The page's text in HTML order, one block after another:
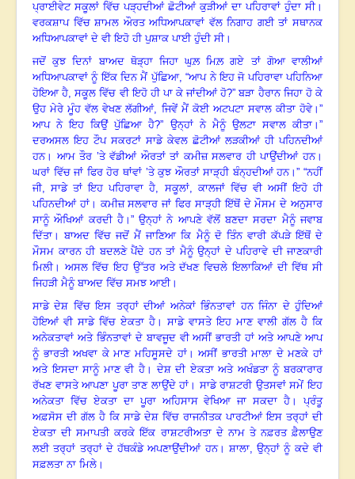
ਪ੍ਰਾਈਵੇਟ ਸਕੂਲਾਂ ਵਿੱਚ ਪੜ੍ਹਦੀਆਂ ਛੋਟੀਆਂ ਕੁੜੀਆਂ ਦਾ ਪਹਿਰਾਵਾਂ ਹੁੰਦਾ ਸੀ।
ਵਰਕਸ਼ਾਪ ਵਿੱਚ ਸ਼ਾਮਲ ਔਰਤ ਅਧਿਆਪਕਾਵਾਂ ਵੱਲ ਨਿਗਾਹ ਗਈ ਤਾਂ ਸਥਾਨਕ
ਅਧਿਆਪਕਾਵਾਂ ਦੇ ਵੀ ਇਹੋ ਹੀ ਪੁਸ਼ਾਕ ਪਾਈ ਹੁੰਦੀ ਸੀ।
ਜਦੋਂ ਕੁਝ ਦਿਨਾਂ ਬਾਅਦ ਥੋੜ੍ਹਾ ਜਿਹਾ ਘੁਲ਼ ਮਿਲ਼ ਗਏ ਤਾਂ ਗੋਆ ਵਾਲੀਆਂ
ਅਧਿਆਪਕਾਵਾਂ ਨੂੰ ਇੱਕ ਦਿਨ ਮੈਂ ਪੁੱਛਿਆ, “ਆਪ ਨੇ ਇਹ ਜੋ ਪਹਿਰਾਵਾ ਪਹਿਨਿਆ
ਹੋਇਆ ਹੈ, ਸਕੂਲ ਵਿੱਚ ਵੀ ਇਹੋ ਹੀ ਪਾ ਕੇ ਜਾਂਦੀਆਂ ਹੋ?” ਬੜਾ ਹੈਰਾਨ ਜਿਹਾ ਹੋ ਕੇ
ਉਹ ਮੇਰੇ ਮੂੰਹ ਵੱਲ ਵੇਖਣ ਲੱਗੀਆਂ, ਜਿਵੇਂ ਮੈਂ ਕੋਈ ਅਟਪਟਾ ਸਵਾਲ ਕੀਤਾ ਹੋਵੇ।”
ਆਪ ਨੇ ਇਹ ਕਿਉਂ ਪੁੱਛਿਆ ਹੈ?” ਉਨ੍ਹਾਂ ਨੇ ਮੈਨੂੰ ਉਲਟਾ ਸਵਾਲ ਕੀਤਾ ।”
ਦਰਅਸਲ ਇਹ ਟੌਪ ਸਕਰਟਾਂ ਸਾਡੇ ਕੇਵਲ ਛੋਟੀਆਂ ਲੜਕੀਆਂ ਹੀ ਪਹਿਨਦੀਆਂ
ਹਨ। ਆਮ ਤੌਰ ’ਤੇ ਵੱਡੀਆਂ ਔਰਤਾਂ ਤਾਂ ਕਮੀਜ਼ ਸਲਵਾਰ ਹੀ ਪਾਉਂਦੀਆਂ ਹਨ।
ਘਰਾਂ ਵਿੱਚ ਜਾਂ ਫਿਰ ਹੋਰ ਥਾਂਵਾਂ ’ਤੇ ਕੁਝ ਔਰਤਾਂ ਸਾੜ੍ਹੀ ਬੰਨ੍ਹਦੀਆਂ ਹਨ।”“ਨਹੀਂ
ਜੀ, ਸਾਡੇ ਤਾਂ ਇਹ ਪਹਿਰਾਵਾ ਹੈ, ਸਕੂਲਾਂ, ਕਾਲਜਾਂ ਵਿੱਚ ਵੀ ਅਸੀਂ ਇਹੋ ਹੀ
ਪਹਿਨਦੀਆਂ ਹਾਂ। ਕਮੀਜ਼ ਸਲਵਾਰ ਜਾਂ ਫਿਰ ਸਾੜ੍ਹੀ ਇੱਥੋਂ ਦੇ ਮੌਸਮ ਦੇ ਅਨੁਸਾਰ
ਸਾਨੂੰ ਔਖਿਆਂ ਕਰਦੀ ਹੈ।”ਉਨ੍ਹਾਂ ਨੇ ਆਪਣੇ ਵੱਲੋਂ ਬਣਦਾ ਸਰਦਾ ਮੈਨੂੰ ਜਵਾਬ
ਦਿੱਤਾ ।ਬਾਅਦ ਵਿੱਚ ਜਦੋਂ ਮੈਂ ਜਾਣਿਆ ਕਿ ਮੈਨੂੰ ਦੋ ਤਿੰਨ ਵਾਰੀ ਕੱਪੜੇ ਇੱਥੋਂ ਦੇ
ਮੌਸਮ ਕਾਰਨ ਹੀ ਬਦਲਣੇ ਪੈਂਦੇ ਹਨ ਤਾਂ ਮੈਨੂੰ ਉਨ੍ਹਾਂ ਦੇ ਪਹਿਰਾਵੇ ਦੀ ਜਾਣਕਾਰੀ
ਮਿਲੀ। ਅਸਲ ਵਿੱਚ ਇਹ ਉੱਤਰ ਅਤੇ ਦੱਖਣ ਵਿਚਲੇ ਇਲਾਕਿਆਂ ਦੀ ਵਿੱਥ ਸੀ
ਜਿਹੜੀ ਮੈਨੂੰ ਬਾਅਦ ਵਿੱਚ ਸਮਝ ਆਈ।
ਸਾਡੇ ਦੇਸ਼ ਵਿੱਚ ਇਸ ਤਰ੍ਹਾਂ ਦੀਆਂ ਅਨੇਕਾਂ ਭਿੰਨਤਾਵਾਂ ਹਨ ਜਿੰਨਾ ਦੇ ਹੁੰਦਿਆਂ
ਹੋਇਆਂ ਵੀ ਸਾਡੇ ਵਿੱਚ ਏਕਤਾ ਹੈ । ਸਾਡੇ ਵਾਸਤੇ ਇਹ ਮਾਣ ਵਾਲੀ ਗੱਲ ਹੈ ਕਿ
ਅਨੇਕਤਾਵਾਂ ਅਤੇ ਭਿੰਨਤਾਵਾਂ ਦੇ ਬਾਵਜੂਦ ਵੀ ਅਸੀਂ ਭਾਰਤੀ ਹਾਂ ਅਤੇ ਆਪਣੇ ਆਪ
ਨੂੰ ਭਾਰਤੀ ਅਖਵਾ ਕੇ ਮਾਣ ਮਹਿਸੂਸਦੇ ਹਾਂ।ਅਸੀਂ ਭਾਰਤੀ ਮਾਲਾ ਦੇ ਮਣਕੇ ਹਾਂ
ਅਤੇ ਇਸਦਾ ਸਾਨੂੰ ਮਾਣ ਵੀ ਹੈ। ਦੇਸ਼ ਦੀ ਏਕਤਾ ਅਤੇ ਅਖੰਡਤਾ ਨੂੰ ਬਰਕਾਰਾਰ
ਰੱਖਣ ਵਾਸਤੇ ਆਪਣਾ ਪੂਰਾ ਤਾਣ ਲਾਉਂਦੇ ਹਾਂ । ਸਾਡੇ ਰਾਸ਼ਟਰੀ ਉਤਸਵਾਂ ਸਮੇਂ ਇਹ
ਅਨੇਕਤਾ ਵਿੱਚ ਏਕਤਾ ਦਾ ਪੂਰਾ ਅਹਿਸਾਸ ਵੇਖਿਆ ਜਾ ਸਕਦਾ ਹੈ ।ਪ੍ਰੰਤੂ
ਅਫ਼ਸੋਸ ਦੀ ਗੱਲ ਹੈ ਕਿ ਸਾਡੇ ਦੇਸ਼ ਵਿੱਚ ਰਾਜਨੀਤਕ ਪਾਰਟੀਆਂ ਇਸ ਤਰ੍ਹਾਂ ਦੀ
ਏਕਤਾ ਦੀ ਸਮਾਪਤੀ ਕਰਕੇ ਇੱਕ ਰਾਸ਼ਟਰੀਅਤਾ ਦੇ ਨਾਮ ਤੇ ਨਫ਼ਰਤ ਫ਼ੈਲਾਉਣ
ਲਈ ਤਰ੍ਹਾਂ ਤਰ੍ਹਾਂ ਦੇ ਹੱਥਕੰਡੇ ਅਪਣਾਉਂਦੀਆਂ ਹਨ। ਸ਼ਾਲਾ, ਉਨ੍ਹਾਂ ਨੂੰ ਕਦੇ ਵੀ
ਸਫ਼ਲਤਾ ਨਾ ਮਿਲੇ ।